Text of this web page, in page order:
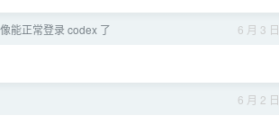
6 月 3 日
能正常登录 codex 了
6 月 2 日